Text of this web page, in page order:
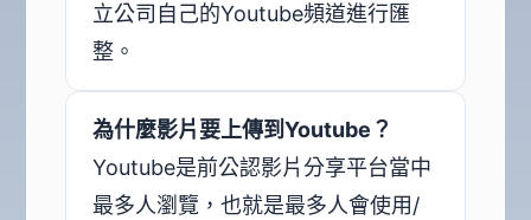
立公司自己的Youtube頻道進行匯
整。
為什麼影片要上傳到Youtube？
Youtube是前公認影片分享平台當中
最多人瀏覽，也就是最多人會使用/